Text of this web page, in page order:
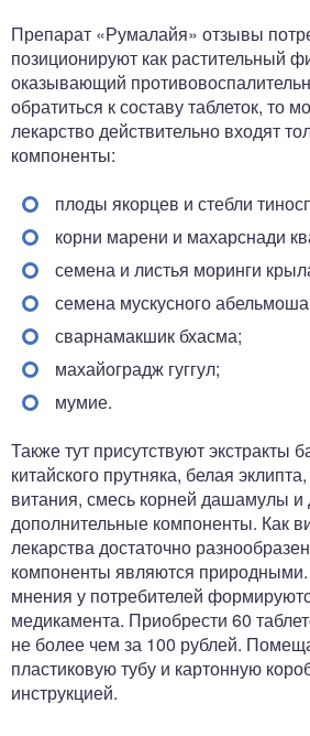
Препарат «Румалайя» отзывы
позиционируют как растительный
оказывающий
обратиться к составу таблеток, то
лекарство действительно входят
компоненты:
плоды якорцев и стебли
корни марени и махарснади
семена и листья моринги
семена мускусного
сварнамакшик бхасма;
махайоградж гуггул;
мумие.
Также тут присутствуют экстракты
китайского прутняка, белая
витания, смесь корней дашамулы и
дополнительные компоненты. Как
лекарства достаточно
компоненты являются
мнения у потребителей
медикамента. Приобрести 60
не более чем за 100 рублей.
пластиковую тубу и картонную
инструкцией.